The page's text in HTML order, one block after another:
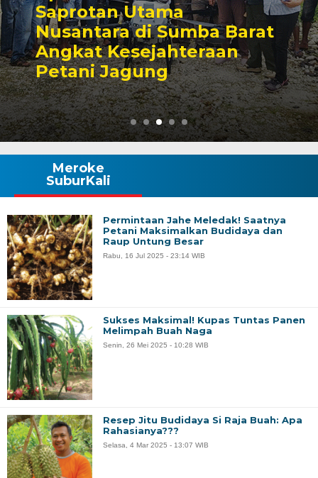
Jangan Kalah oleh Hama
Penyakit, Yuk Atasi
Tantangan Budidaya
Kembang Kol!
Meroke
SuburKali
Permintaan Jahe Meledak! Saatnya
Petani Maksimalkan Budidaya dan
Raup Untung Besar
Rabu, 16 Jul 2025 - 23:14 WIB
Sukses Maksimal! Kupas Tuntas Panen
Melimpah Buah Naga
Senin, 26 Mei 2025 - 10:28 WIB
Resep Jitu Budidaya Si Raja Buah: Apa
Rahasianya???
Selasa, 4 Mar 2025 - 13:07 WIB